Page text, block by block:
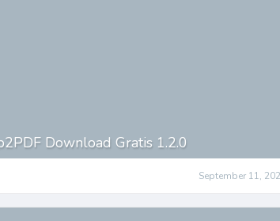
Download Gratis 1.2.0
September 11,